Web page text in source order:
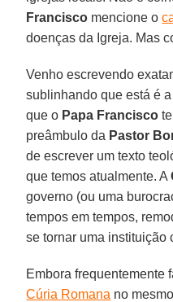
Francisco mencione o
doenças da Igreja. Mas
Venho escrevendo
sublinhando que está é
que o Papa Francisco
preâmbulo da Pastor
de escrever um texto
que temos atualmente. A
governo (ou uma
tempos em tempos,
se tornar uma instituição
Embora frequentemente
Cúria Romana no